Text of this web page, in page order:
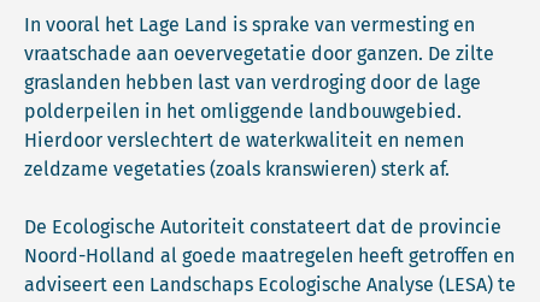
In vooral het Lage Land is sprake van vermesting en
vraatschade aan oevervegetatie door ganzen. De zilte
graslanden hebben last van verdroging door de lage
polderpeilen in het omliggende landbouwgebied.
Hierdoor verslechtert de waterkwaliteit en nemen
zeldzame vegetaties (zoals kranswieren) sterk af.
De Ecologische Autoriteit constateert dat de provincie
Noord-Holland al goede maatregelen heeft getroffen en
adviseert een Landschaps Ecologische Analyse (LESA) te